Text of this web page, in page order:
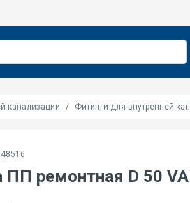
канализации Фитинги для внутренней
ремонтная D 50